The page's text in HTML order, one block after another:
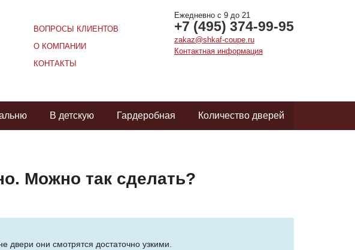
Ежедневно с 9 до 21
+7 (495) 374-99-95
zakaz@shkaf-coupe.ru
Контактная информация
ВОПРОСЫ КЛИЕНТОВ
О КОМПАНИИ
КОНТАКТЫ
В детскую Гардеробная Количество дверей
Можно так сделать?
они смотрятся достаточно узкими.